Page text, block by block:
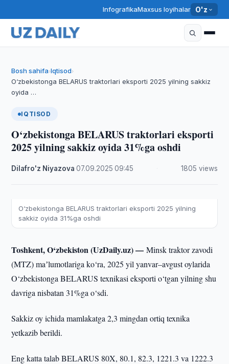
InfografikaMaxsus loyihalar O'z
Bosh sahifa›Iqtisod›
O‘zbekistonga BELARUS traktorlari eksporti 2025 yilning sakkiz
oyida …
IQTISOD
O‘zbekistonga BELARUS traktorlari eksporti
2025 yilning sakkiz oyida 31%ga oshdi
Dilafro'z Niyazova ·07.09.2025 ·09:45 1805 views
O‘zbekistonga BELARUS traktorlari eksporti 2025 yilning
sakkiz oyida 31%ga oshdi
Toshkent, O‘zbekiston (UzDaily.uz) —Minsk traktor zavodi
(MTZ) maʼlumotlariga ko‘ra, 2025 yil yanvar–avgust oylarida
O‘zbekistonga BELARUS texnikasi eksporti o‘tgan yilning shu
davriga nisbatan 31%ga o‘sdi.
Sakkiz oy ichida mamlakatga 2,3 mingdan ortiq texnika
yetkazib berildi.
Eng katta talab BELARUS 80X, 80.1, 82.3, 1221.3 va 1222.3